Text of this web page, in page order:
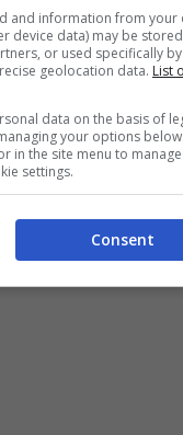
. I numeri che
sono rassicuranti.
ai livelli iniziali
nella
and information from your
device data) may be
or used specifically
geolocation data. List
data on the basis of
your options
in the site menu to
settings.
Consent